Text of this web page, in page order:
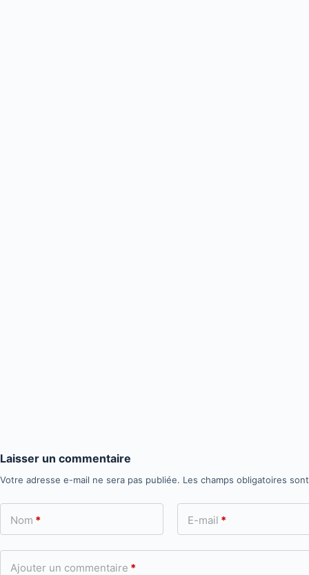
Laisser un commentaire
Votre adresse e-mail ne sera pas publiée. Les champs obligatoires
Nom * E-mail *
Ajouter un commentaire *